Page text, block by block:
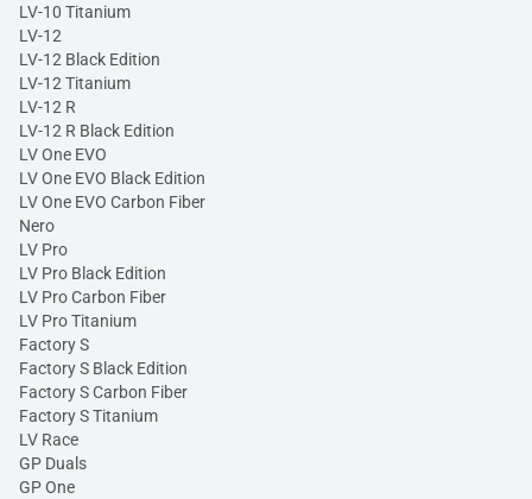
LV-10 Titanium
LV-12
LV-12 Black Edition
LV-12 Titanium
LV-12 R
LV-12 R Black Edition
LV One EVO
LV One EVO Black Edition
LV One EVO Carbon Fiber
Nero
LV Pro
LV Pro Black Edition
LV Pro Carbon Fiber
LV Pro Titanium
Factory S
Factory S Black Edition
Factory S Carbon Fiber
Factory S Titanium
LV Race
GP Duals
GP One